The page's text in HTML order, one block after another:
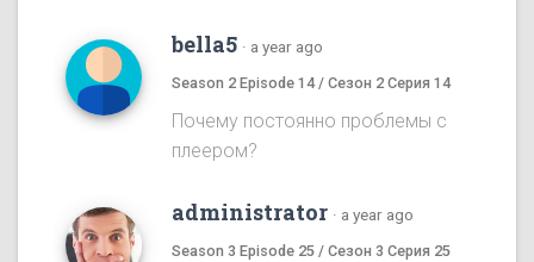
bella5 · a year ago
Season 2 Episode 14 / Сезон 2 Серия 14
Почему постоянно проблемы с
плеером?
administrator · a year ago
Season 3 Episode 25 / Сезон 3 Серия 25